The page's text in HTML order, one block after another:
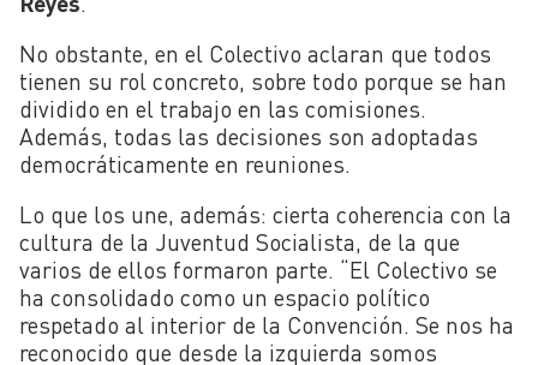
No obstante, en el Colectivo aclaran que todos
tienen su rol concreto, sobre todo porque se han
dividido en el trabajo en las comisiones.
Además, todas las decisiones son adoptadas
democráticamente en reuniones.
Lo que los une, además: cierta coherencia con la
cultura de la Juventud Socialista, de la que
varios de ellos formaron parte. “El Colectivo se
ha consolidado como un espacio político
respetado al interior de la Convención. Se nos ha
reconocido que desde la izquierda somos